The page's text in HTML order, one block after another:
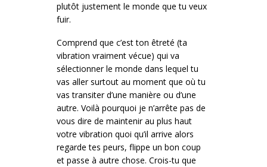
plutôt justement le monde que tu veux
fuir.
Comprend que c’est ton êtreté (ta
vibration vraiment vécue) qui va
sélectionner le monde dans lequel tu
vas aller surtout au moment que où tu
vas transiter d’une manière ou d’une
autre. Voilà pourquoi je n’arrête pas de
vous dire de maintenir au plus haut
votre vibration quoi qu’il arrive alors
regarde tes peurs, flippe un bon coup
et passe à autre chose. Crois-tu que